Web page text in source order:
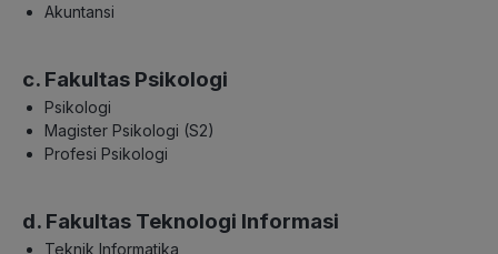
Akuntansi
c. Fakultas Psikologi
Psikologi
Magister Psikologi (S2)
Profesi Psikologi
d. Fakultas Teknologi Informasi
Teknik Informatika